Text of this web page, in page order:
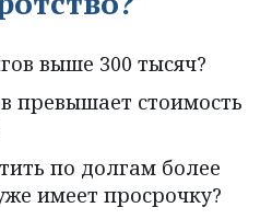
выше 300 тысяч?
превышает стоимость
по долгам более
имеет просрочку?